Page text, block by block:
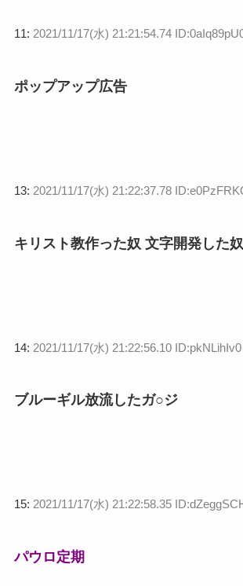
11: 2021/11/17(水) 21:21:54.74
ポップアップ広告
13: 2021/11/17(水) 21:22:37.78
キリスト教作った奴 文字開発した
14: 2021/11/17(水) 21:22:56.10 ID:pkNLihIv0
ブルーギル放流したガ○ジ
15: 2021/11/17(水) 21:22:58.35
パウロ定期